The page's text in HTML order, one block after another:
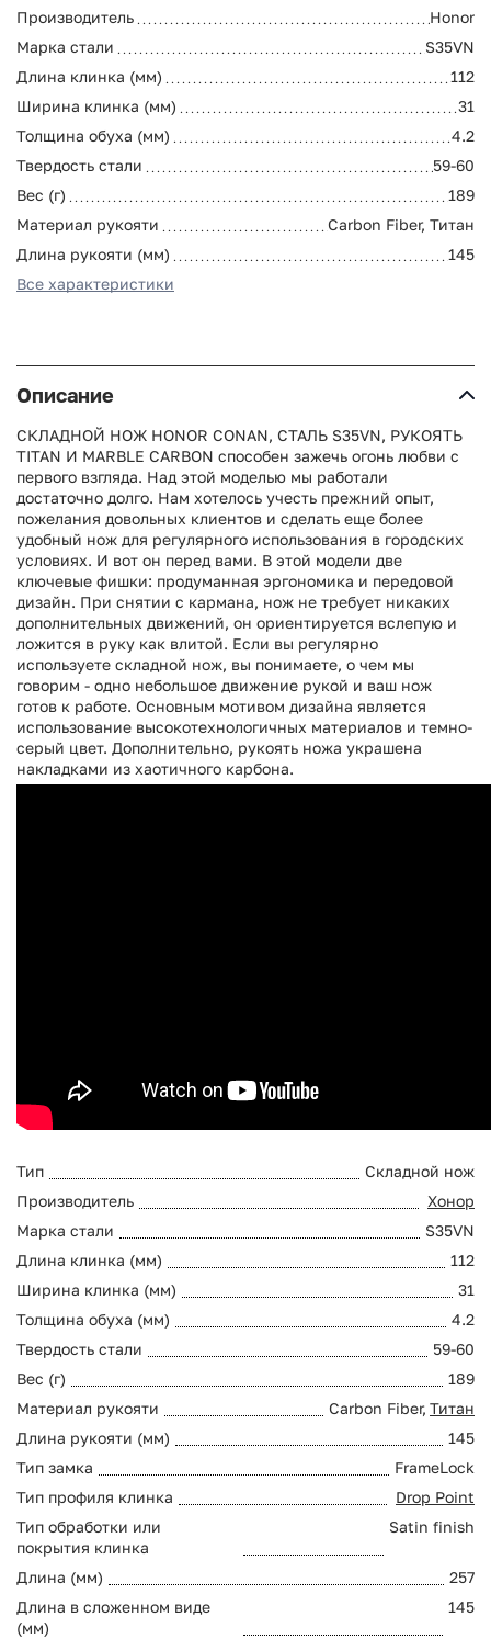
Производитель
Honor
Марка стали
S35VN
Длина клинка (мм)
112
Ширина клинка (мм)
31
Толщина обуха (мм)
4.2
Твердость стали
59-60
Вес (г)
189
Материал рукояти
Carbon Fiber, Титан
Длина рукояти (мм)
145
Все характеристики
Описание
СКЛАДНОЙ НОЖ HONOR CONAN, СТАЛЬ S35VN, РУКОЯТЬ
TITAN И MARBLE CARBON способен зажечь огонь любви с
первого взгляда. Над этой моделью мы работали
достаточно долго. Нам хотелось учесть прежний опыт,
пожелания довольных клиентов и сделать еще более
удобный нож для регулярного использования в городских
условиях. И вот он перед вами. В этой модели две
ключевые фишки: продуманная эргономика и передовой
дизайн. При снятии с кармана, нож не требует никаких
дополнительных движений, он ориентируется вслепую и
ложится в руку как влитой. Если вы регулярно
используете складной нож, вы понимаете, о чем мы
говорим - одно небольшое движение рукой и ваш нож
готов к работе. Основным мотивом дизайна является
использование высокотехнологичных материалов и темно-
серый цвет. Дополнительно, рукоять ножа украшена
накладками из хаотичного карбона.
Тип
Складной нож
Производитель
Хонор
Марка стали
S35VN
Длина клинка (мм)
112
Ширина клинка (мм)
31
Толщина обуха (мм)
4.2
Твердость стали
59-60
Вес (г)
189
Материал рукояти
Carbon Fiber, Титан
Длина рукояти (мм)
145
Тип замка
FrameLock
Тип профиля клинка
Drop Point
Тип обработки или
покрытия клинка
Satin finish
Длина (мм)
257
Длина в сложенном виде
(мм)
145